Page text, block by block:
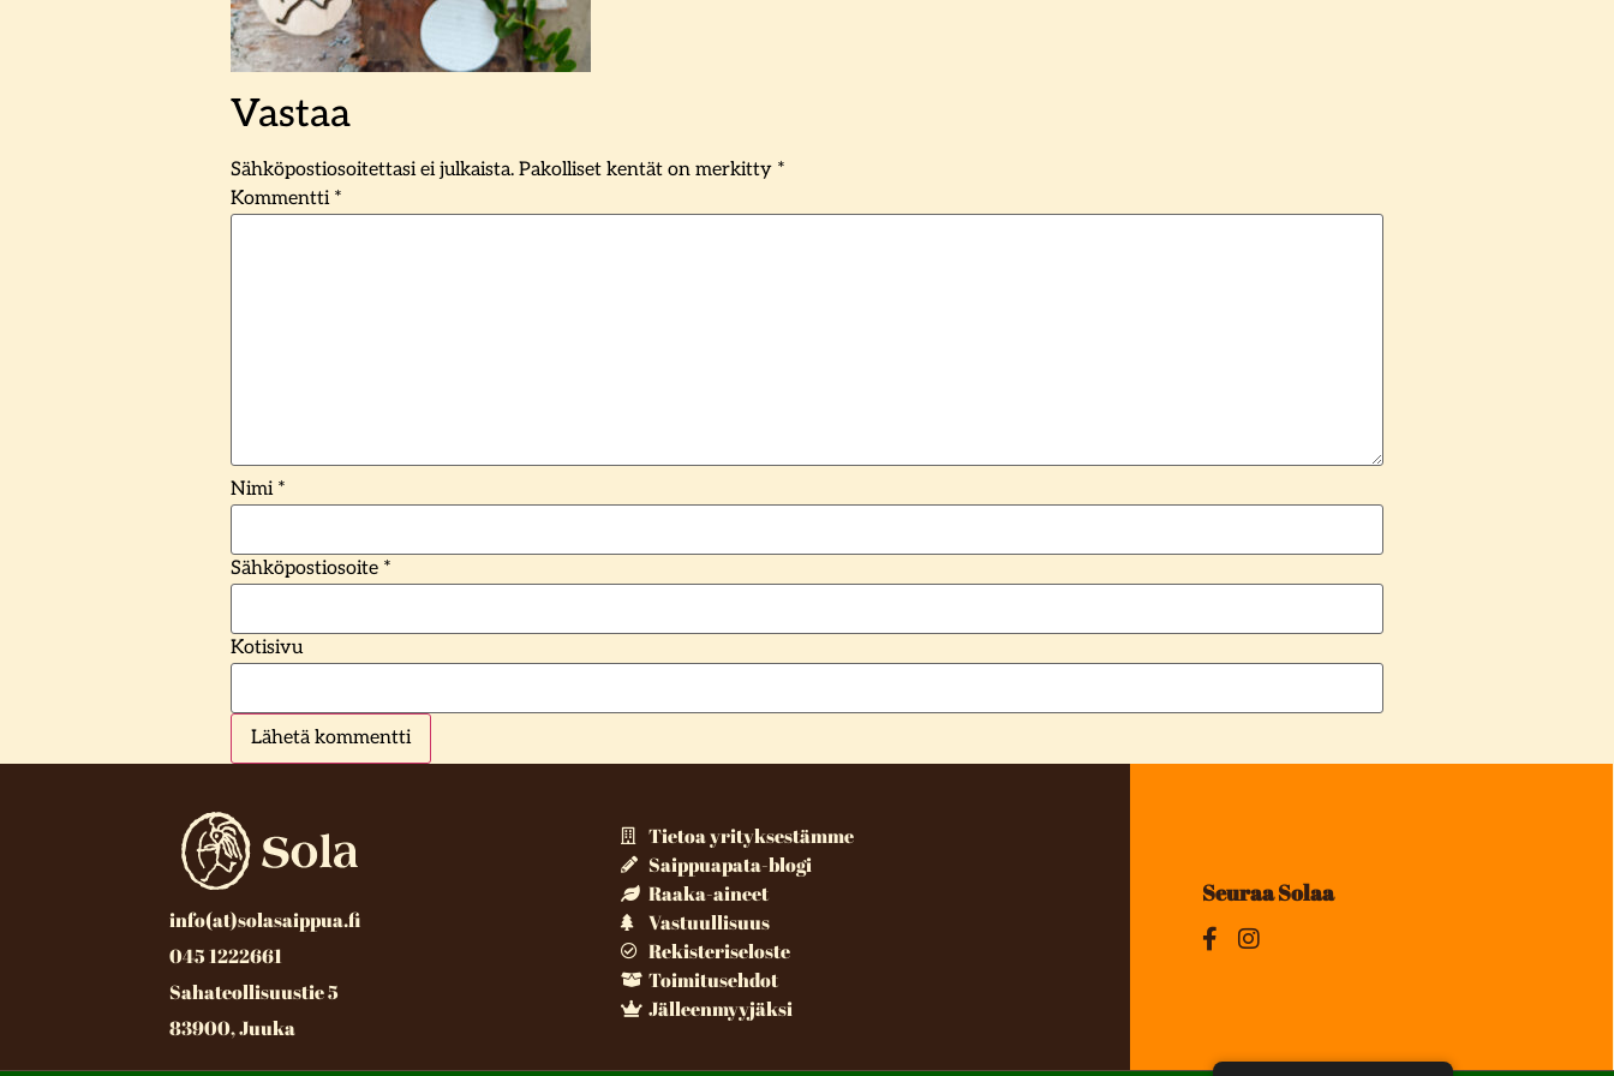
Vastaa
Sähköpostiosoitettasi ei julkaista. Pakolliset kentät on merkitty *
Kommentti *
Nimi *
Sähköpostiosoite *
Kotisivu
info(at)solasaippua.fi
045 1222661
Sahateollisuustie 5
83900, Juuka
Tietoa yrityksestämme
Saippuapata-blogi
Raaka-aineet
Vastuullisuus
Rekisteriseloste
Toimitusehdot
Jälleenmyyjäksi
Seuraa Solaa